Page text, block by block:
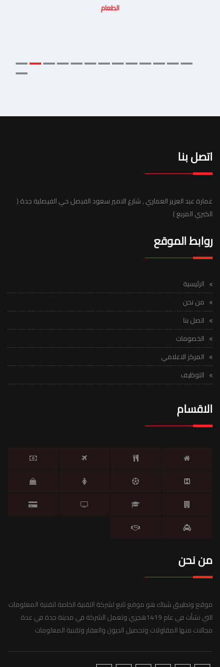
الطعام
اتصل بنا
عمارة عبد العزيز العماري , شارع الامير سعود الفيصل حي الفيصلية جدة (
الكبري المربع )
روابط الموقع
الرئيسية
من نحن
اتصل بنا
الخصومات
المركز الاعلامي
التوظيف
الاقسام
من نحن
موقع وتطبيق شباك هو موقع تابع لشركة التقنية الخاصة لتقنية المعلومات
التي نشأت في عام 1419هجري وتعمل الشركة في مدينة جدة في عدة
مجالات منها المقاولات وتحصيل الديون والعقار وتقنية المعلومات